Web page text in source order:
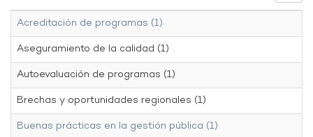
Acreditación de programas (1)
Aseguramiento de la calidad (1)
Autoevaluación de programas (1)
Brechas y oportunidades regionales (1)
Buenas prácticas en la gestión pública (1)